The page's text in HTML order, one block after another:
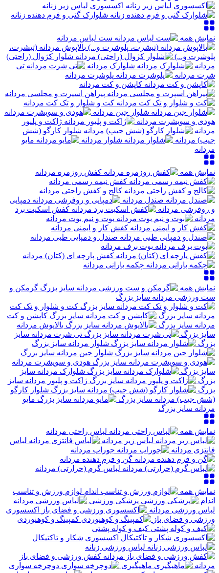
اکسسوری لباس زیر زنانه
شلوارک گنی و فرم دهنده زنانه
نمایش همه
ست لباس مردانه
بالاپوش مردانه (تیشرت،
پلوشرت و...)
شلوار کژوال (راحتی)
مردانه
شلوارک مردانه
تی
شرت مردانه
پلوشرت مردانه
کاپشن و کت مردانه
پیراهن اسپرت و مجلسی مردانه
کت و شلوار و تک کت مردانه
شلوار جین مردانه
هودی و سویشرت مردانه
ژاکت و پلیور
مردانه
شلوار کارگو (شش
جیب) مردانه
شلوار مردانه
مایو
مردانه
نمایش همه
کفش روزمره مردانه
کفش نیمه رسمی مردانه
کالج و کفش راحتی مردانه
صندل مردانه
دمپایی
و روفرشی مردانه
کفش اسکیت برد
مردانه
بوت و نیم بوت مردانه
کفش کار و ایمنی مردانه
صندل و دمپایی طبی مردانه
بوت برف مردانه
کفش پارچه ای (کتان) مردانه
چکمه بارانی مردانه
نمایش همه
گرمکن و
ست ورزشی مردانه سایز بزرگ
کت و شلوار و تک کت
مردانه سایز بزرگ
کاپشن و کت
مردانه سایز بزرگ
بالاپوش مردانه
سایز بزرگ
تی شرت مردانه سایز
بزرگ
شلوار مردانه سایز بزرگ
شلوار جین مردانه سایز بزرگ
هودی و سویشرت مردانه
سایز بزرگ
شلوارک مردانه سایز
بزرگ
ژاکت و پلیور مردانه سایز
بزرگ
شلوار کارگو
(شش جیب) مردانه سایز بزرگ
مایو
مردانه سایز بزرگ
نمایش همه
لباس راحتی مردانه
لباس زیر مردانه
لباس
فانتزی مردانه
جوراب مردانه
گن و فرم دهنده مردانه
لباس گرم (حرارتی) مردانه
نمایش همه
لوازم ورزش و تناسب
اندام
پزشکی ورزشی
لباس ورزشی مردانه
اکسسوری
ورزشی و فضای باز
کمپینگ و کوهنوردی
کیف و کوله پشتی
اکسسوری شکار و تاکتیکال
لباس ورزشی زنانه
کفش ورزشی و فضای باز
مردانه
ماهیگیری
دوچرخه سواری